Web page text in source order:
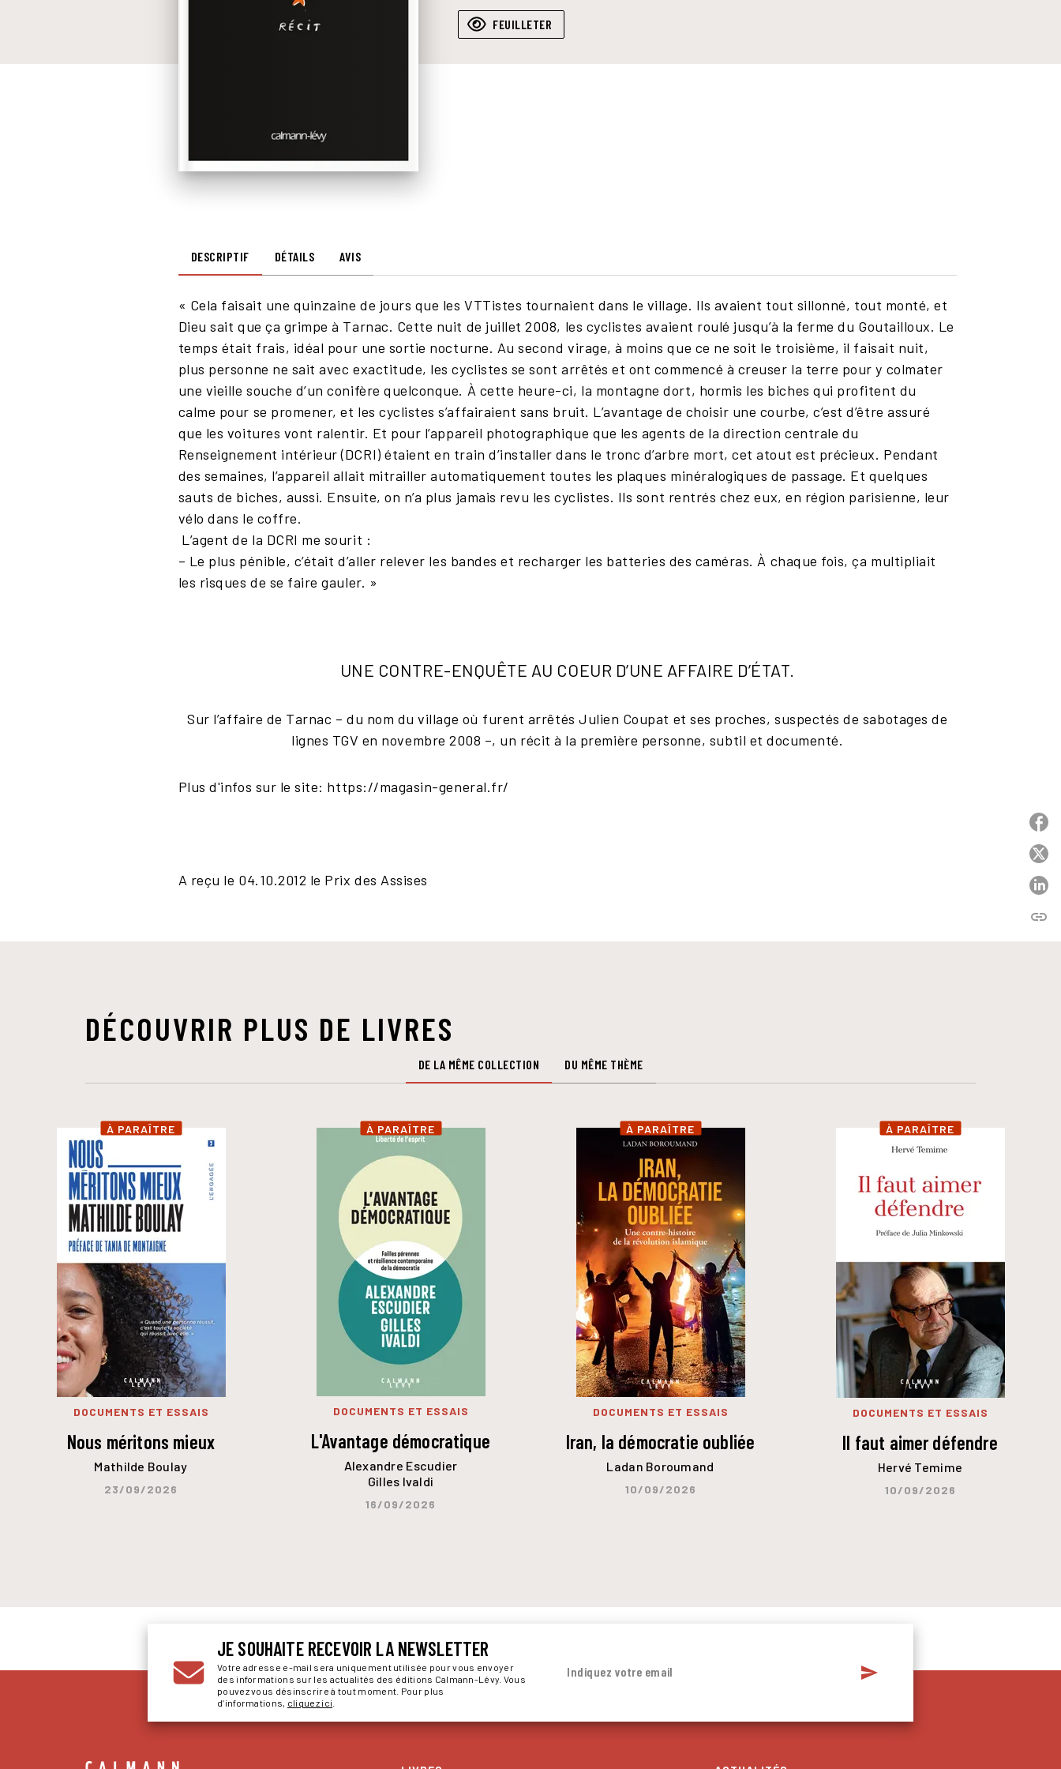
FEUILLETER
DESCRIPTIF DÉTAILS AVIS
« Cela faisait une quinzaine de jours que les VTTistes tournaient dans le village. Ils avaient tout sillonné, tout monté, et
Dieu sait que ça grimpe à Tarnac. Cette nuit de juillet 2008, les cyclistes avaient roulé jusqu’à la ferme du Goutailloux. Le
temps était frais, idéal pour une sortie nocturne. Au second virage, à moins que ce ne soit le troisième, il faisait nuit,
plus personne ne sait avec exactitude, les cyclistes se sont arrêtés et ont commencé à creuser la terre pour y colmater
une vieille souche d’un conifère quelconque. À cette heure-ci, la montagne dort, hormis les biches qui profitent du
calme pour se promener, et les cyclistes s’affairaient sans bruit. L’avantage de choisir une courbe, c’est d’être assuré
que les voitures vont ralentir. Et pour l’appareil photographique que les agents de la direction centrale du
Renseignement intérieur (DCRI) étaient en train d’installer dans le tronc d’arbre mort, cet atout est précieux. Pendant
des semaines, l’appareil allait mitrailler automatiquement toutes les plaques minéralogiques de passage. Et quelques
sauts de biches, aussi. Ensuite, on n’a plus jamais revu les cyclistes. Ils sont rentrés chez eux, en région parisienne, leur
vélo dans le coffre.
L’agent de la DCRI me sourit :
– Le plus pénible, c’était d’aller relever les bandes et recharger les batteries des caméras. À chaque fois, ça multipliait
les risques de se faire gauler. »
UNE CONTRE-ENQUÊTE AU COEUR D’UNE AFFAIRE D’ÉTAT.
Sur l’affaire de Tarnac – du nom du village où furent arrêtés Julien Coupat et ses proches, suspectés de sabotages de
lignes TGV en novembre 2008 –, un récit à la première personne, subtil et documenté.
Plus d'infos sur le site: https://magasin-general.fr/
A reçu le 04.10.2012 le Prix des Assises
DÉCOUVRIR PLUS DE LIVRES
DE LA MÊME COLLECTION DU MÊME THÈME
À PARAÎTRE
DOCUMENTS ET ESSAIS
Nous méritons mieux
Mathilde Boulay
23/09/2026
À PARAÎTRE
DOCUMENTS ET ESSAIS
L'Avantage démocratique
Alexandre Escudier
Gilles Ivaldi
16/09/2026
À PARAÎTRE
DOCUMENTS ET ESSAIS
Iran, la démocratie oubliée
Ladan Boroumand
10/09/2026
À PARAÎTRE
DOCUMENTS ET ESSAIS
Il faut aimer défendre
Hervé Temime
10/09/2026
link
JE SOUHAITE RECEVOIR LA NEWSLETTER
Votre adresse e-mail sera uniquement utilisée pour vous envoyer
des informations sur les actualités des éditions Calmann-Lévy. Vous
pouvez vous désinscrire à tout moment. Pour plus
d’informations, cliquez ici
Indiquez votre email send